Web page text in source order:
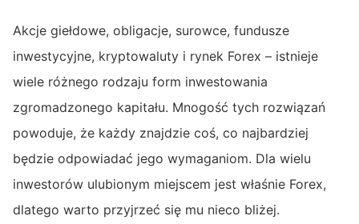
Akcje giełdowe, obligacje, surowce, fundusze
inwestycyjne, kryptowaluty i rynek Forex – istnieje
wiele różnego rodzaju form inwestowania
zgromadzonego kapitału. Mnogość tych rozwiązań
powoduje, że każdy znajdzie coś, co najbardziej
będzie odpowiadać jego wymaganiom. Dla wielu
inwestorów ulubionym miejscem jest właśnie Forex,
dlatego warto przyjrzeć się mu nieco bliżej.